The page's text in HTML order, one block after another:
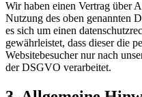
Wir haben einen Vertrag über
Nutzung des oben genannten
es sich um einen
gewährleistet, dass dieser die
Websitebesucher nur nach
der DSGVO verarbeitet.